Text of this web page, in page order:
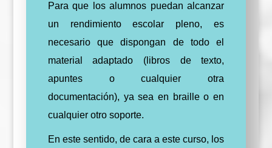
Para que los alumnos puedan alcanzar
un rendimiento escolar pleno, es
necesario que dispongan de todo el
material adaptado (libros de texto,
apuntes o cualquier otra
documentación), ya sea en braille o en
cualquier otro soporte.
En este sentido, de cara a este curso, los